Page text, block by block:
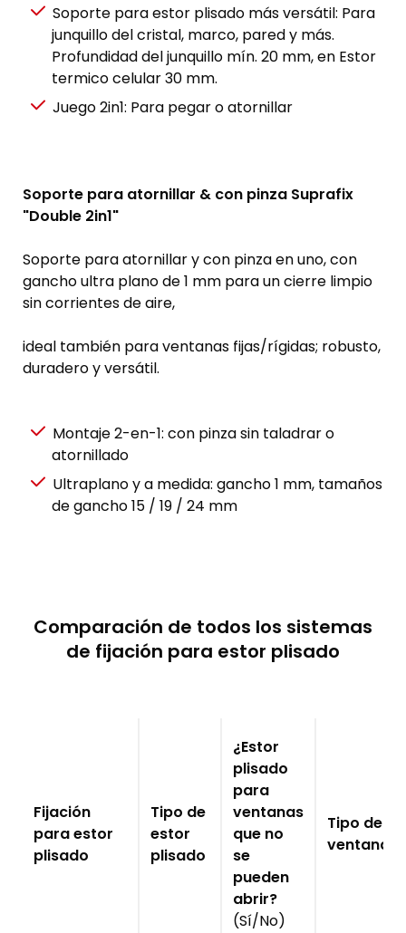
Soporte para estor plisado más versátil: Para
junquillo del cristal, marco, pared y más.
Profundidad del junquillo mín. 20 mm, en Estor
termico celular 30 mm.
Juego 2in1: Para pegar o atornillar
Soporte para atornillar & con pinza Suprafix
"Double 2in1"
Soporte para atornillar y con pinza en uno, con
gancho ultra plano de 1 mm para un cierre limpio
sin corrientes de aire,
ideal también para ventanas fijas/rígidas; robusto,
duradero y versátil.
Montaje 2-en-1: con pinza sin taladrar o
atornillado
Ultraplano y a medida: gancho 1 mm, tamaños
de gancho 15 / 19 / 24 mm
Comparación de todos los sistemas
de fijación para estor plisado
Fijación
para estor
plisado
Tipo de
estor
plisado
¿Estor
plisado
para
ventanas
que no
se
pueden
abrir?
(Sí/No)
Tipo de
ventana